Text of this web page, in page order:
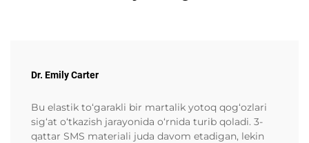
Dr. Emily Carter
Bu elastik to‘garakli bir martalik yotoq qog‘ozlari
sig‘at o‘tkazish jarayonida o‘rnida turib qoladi. 3-
qattar SMS materiali juda davom etadigan, lekin